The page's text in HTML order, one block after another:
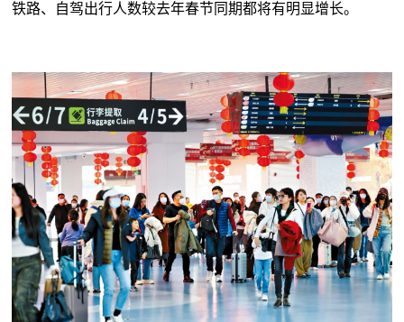
铁路、自驾出行人数较去年春节同期都将有明显增长。